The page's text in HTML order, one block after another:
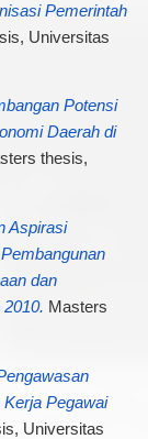
Pemerintah
Universitas
Potensi
Daerah di
thesis,
Aspirasi
dan
Masters
Pegawai
Universitas